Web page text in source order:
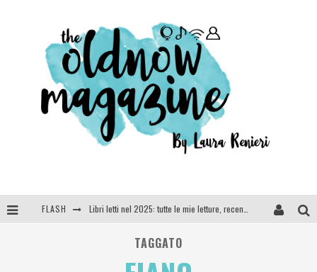
FLASH
SEE YOU AT 5 | Chanel
TAGGATO